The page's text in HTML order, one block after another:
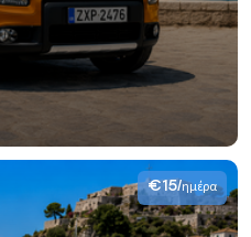
€15/ημέρα